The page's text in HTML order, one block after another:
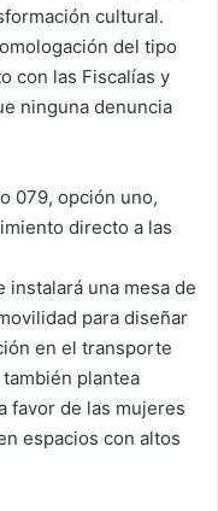
cultural.
del tipo
con las Fiscalías y
ninguna denuncia
079, opción uno,
directo a las
instalará una mesa de
para diseñar
en el transporte
plantea
favor de las mujeres
espacios con altos